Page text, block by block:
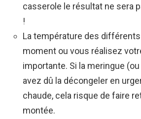
casserole le résultat ne sera
!
La température des
moment ou vous réalisez
importante. Si la meringue
avez dû la décongeler en
chaude, cela risque de faire
montée.